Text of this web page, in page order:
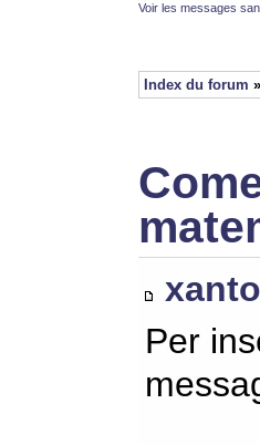
Voir les messages
Index du forum »
Per